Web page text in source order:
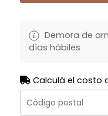
Demora de
días hábiles
Calculá el costo